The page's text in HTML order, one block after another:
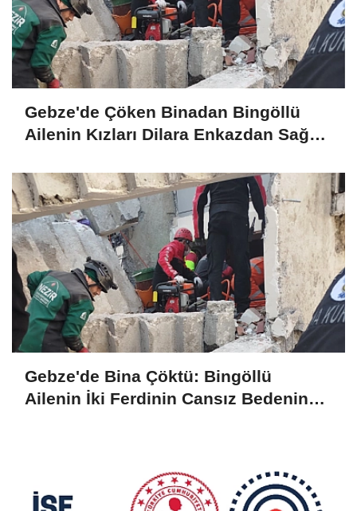
Gebze'de Çöken Binadan Bingöllü
Ailenin Kızları Dilara Enkazdan Sağ
Gebze'de Bina Çöktü: Bingöllü
Ailenin İki Ferdinin Cansız Bedenine